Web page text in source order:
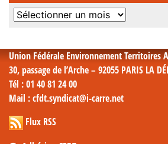
Archives
Union Fédérale Environnement Territoires
30, passage de l’Arche – 92055 PARIS LA
Tél : 01 40 81 24 00
Mail : cfdt.syndicat@i-carre.net
Flux RSS